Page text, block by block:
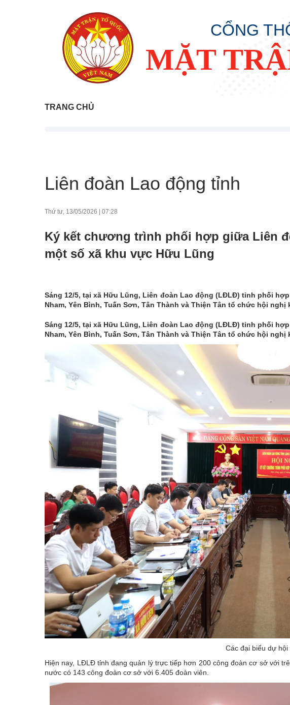
CỔNG
MẶT
TRANG CHỦ
Liên đoàn Lao động tỉnh
Thứ tư, 13/05/2026 | 07:28
Ký kết chương trình phối hợp giữa Liên
một số xã khu vực Hữu Lũng
Sáng 12/5, tại xã Hữu Lũng, Liên đoàn Lao động (LĐLĐ) tỉnh phối
Nham, Yên Bình, Tuấn Sơn, Tân Thành và Thiện Tân tổ chức hội nghị
Sáng 12/5, tại xã Hữu Lũng, Liên đoàn Lao động (LĐLĐ) tỉnh phối
Nham, Yên Bình, Tuấn Sơn, Tân Thành và Thiện Tân tổ chức hội nghị
Các đại biểu dự hội
Hiện nay, LĐLĐ tỉnh đang quản lý trực tiếp hơn 200 công đoàn cơ sở với
nước có 143 công đoàn cơ sở với 6.405 đoàn viên.